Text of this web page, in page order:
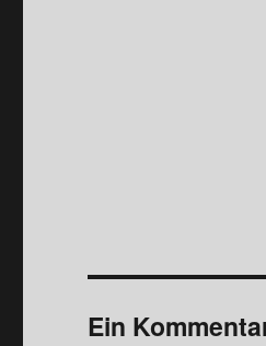
Ein